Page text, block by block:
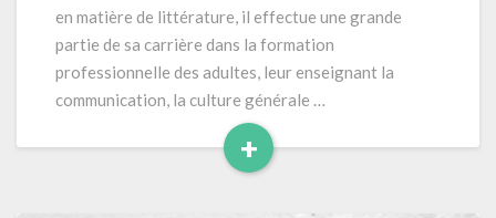
en matière de littérature, il effectue une grande
partie de sa carrière dans la formation
professionnelle des adultes, leur enseignant la
communication, la culture générale …
+
Read